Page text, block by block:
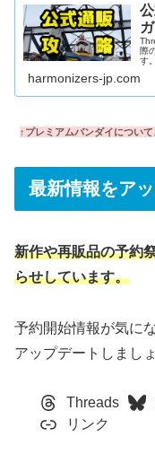
際
す
品
harmonizers-jp.com
↑プレミアムバンダイについ
最新情報をア
新作や再販品の予約
らせしています。
予約開始情報が気に
アップデートしまし
Threads
リンク